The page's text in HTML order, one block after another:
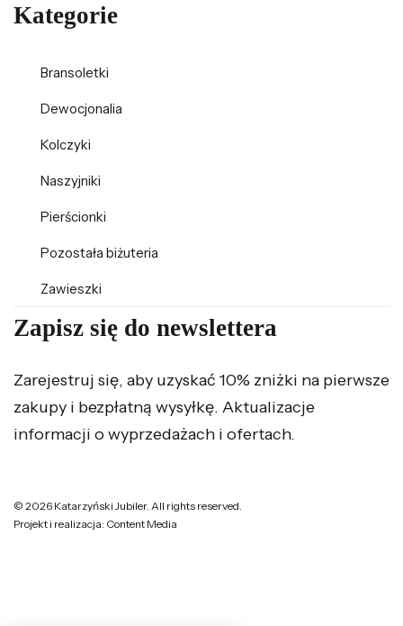
Kategorie
Bransoletki
Dewocjonalia
Kolczyki
Naszyjniki
Pierścionki
Pozostała biżuteria
Zawieszki
Zapisz się do newslettera
Zarejestruj się, aby uzyskać 10% zniżki na pierwsze
zakupy i bezpłatną wysyłkę. Aktualizacje
informacji o wyprzedażach i ofertach.
© 2026 Katarzyński Jubiler. All rights reserved.
Projekt i realizacja: Content Media